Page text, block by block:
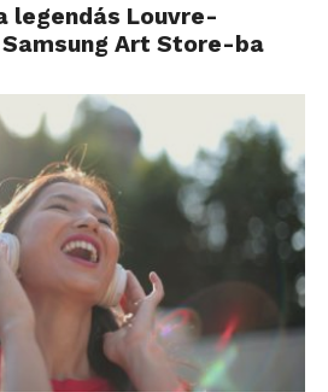
legendás Louvre-
Art Store-ba